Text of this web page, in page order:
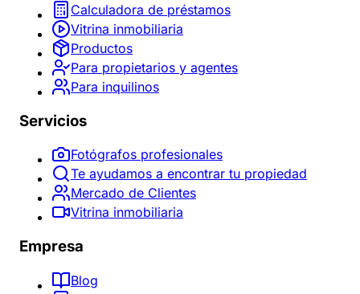
Calculadora de préstamos
Vitrina inmobiliaria
Productos
Para propietarios y agentes
Para inquilinos
Servicios
Fotógrafos profesionales
Te ayudamos a encontrar tu propiedad
Mercado de Clientes
Vitrina inmobiliaria
Empresa
Blog